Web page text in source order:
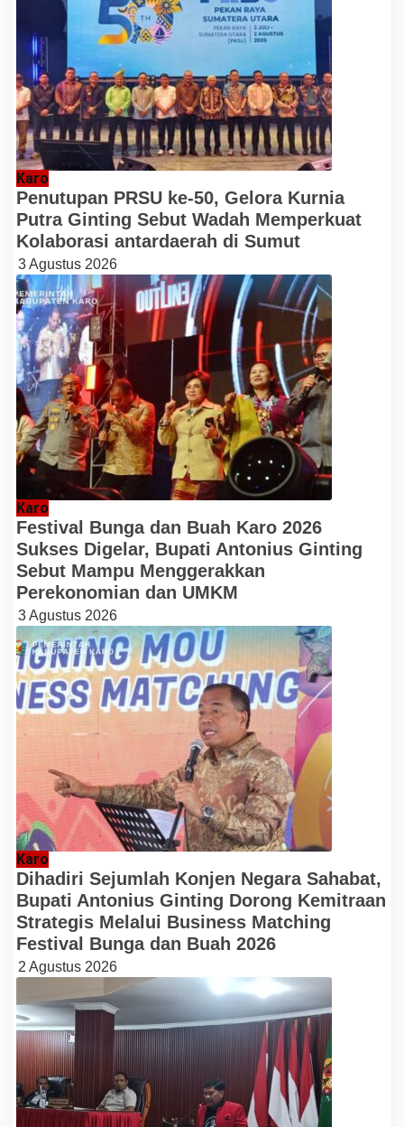
Karo
Penutupan PRSU ke-50, Gelora Kurnia
Putra Ginting Sebut Wadah Memperkuat
Kolaborasi antardaerah di Sumut
3 Agustus 2026
Karo
Festival Bunga dan Buah Karo 2026
Sukses Digelar, Bupati Antonius Ginting
Sebut Mampu Menggerakkan
Perekonomian dan UMKM
3 Agustus 2026
Karo
Dihadiri Sejumlah Konjen Negara Sahabat,
Bupati Antonius Ginting Dorong Kemitraan
Strategis Melalui Business Matching
Festival Bunga dan Buah 2026
2 Agustus 2026